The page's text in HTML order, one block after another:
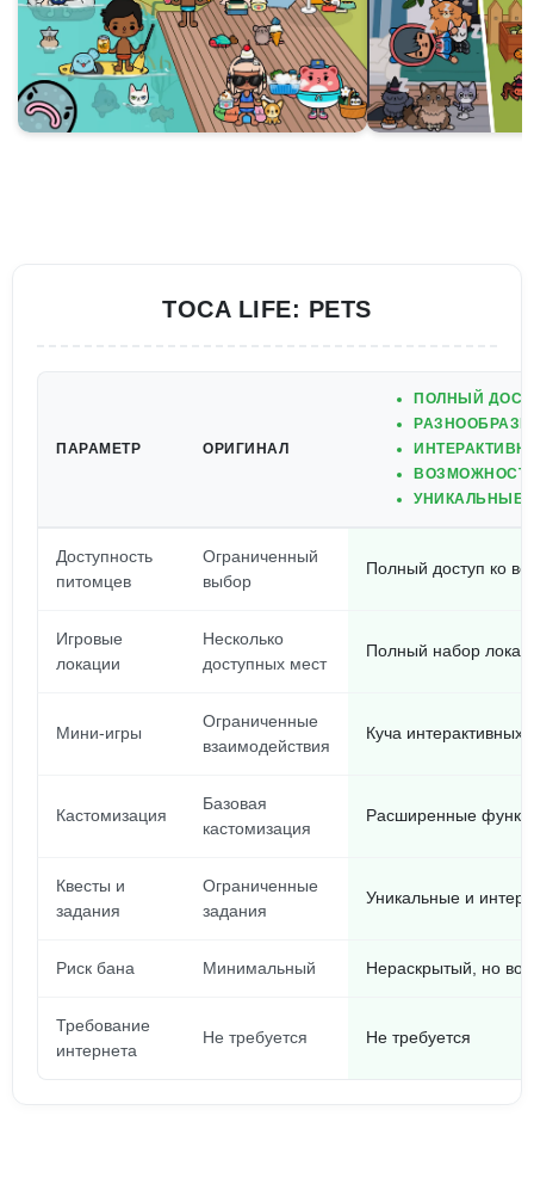
TOCA LIFE: PETS
ПАРАМЕТР ОРИГИНАЛ
ПОЛНЫЙ
УНИКАЛЬНЫЕ
Доступность
питомцев
Ограниченный
выбор
Полный доступ ко
Игровые
локации
Несколько
доступных мест
Полный набор
Мини-игры
Ограниченные
взаимодействия
Куча интерактивных
Кастомизация
Базовая
кастомизация
Расширенные
Квесты и
задания
Ограниченные
задания
Уникальные и
Риск бана Минимальный Нераскрытый, но
Требование
интернета
Не требуется Не требуется